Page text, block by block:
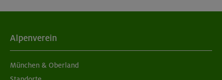
Alpenverein
München & Oberland